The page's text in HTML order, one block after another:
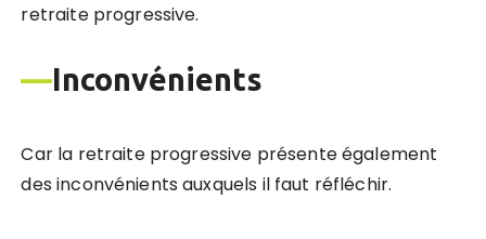
retraite progressive.
—Inconvénients
Car la retraite progressive présente également
des inconvénients auxquels il faut réfléchir.